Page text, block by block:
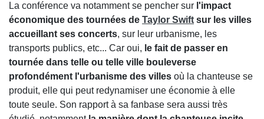
La conférence va notamment se pencher sur l'impact
économique des tournées de Taylor Swift sur les villes
accueillant ses concerts, sur leur urbanisme, les
transports publics, etc... Car oui, le fait de passer en
tournée dans telle ou telle ville bouleverse
profondément l'urbanisme des villes où la chanteuse se
produit, elle qui peut redynamiser une économie à elle
toute seule. Son rapport à sa fanbase sera aussi très